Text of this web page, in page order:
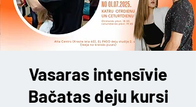
Vasaras intensīvie
Bačatas deju kursi